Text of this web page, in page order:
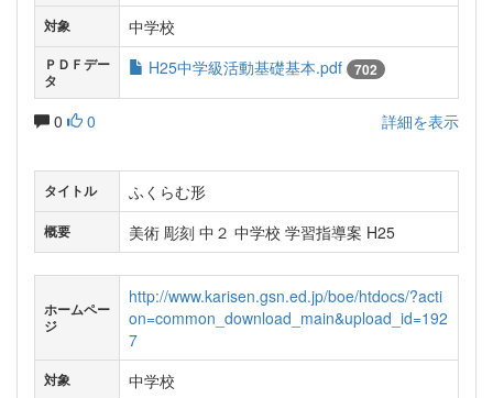
対象 中学校
ＰＤＦデー
タ
H25中学級活動基礎基本.pdf 702
0 0 詳細を表示
タイトル ふくらむ形
概要 美術 彫刻 中２ 中学校 学習指導案 H25
ホームペー
ジ
http://www.karisen.gsn.ed.jp/boe/htdocs/?acti
on=common_download_main&upload_id=192
7
対象 中学校